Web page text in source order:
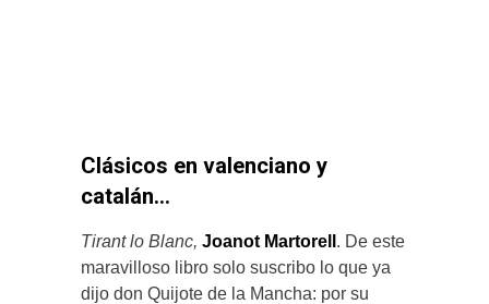
Clásicos en valenciano y
catalán…
Tirant lo Blanc, Joanot Martorell . De este
maravilloso libro solo suscribo lo que ya
dijo don Quijote de la Mancha: por su